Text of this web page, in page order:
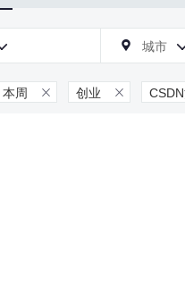
 城市
本周  创业 